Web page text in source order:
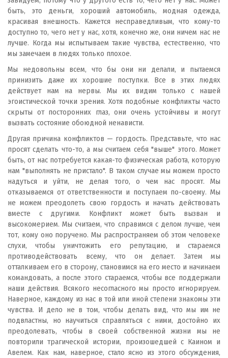
быть, это деньги, хороший автомобиль, модная одежда,
красивая внешность. Кажется несправедливым, что кому-то
доступно то, чего нет у нас, хотя, конечно же, они ничем нас не
лучше. Когда мы испытываем такие чувства, естественно, что
мы замечаем в людях только плохое.
Мы недовольны всем, что бы они ни делали, и пытаемся
принизить даже их хорошие поступки. Все в этих людях
действует нам на нервы. Мы их видим только с нашей
эгоистической точки зрения. Хотя подобные конфликты часто
скрыты от посторонних глаз, они очень устойчивы и могут
вызвать состояние обоюдной ненависти.
Другая причина конфликтов — гордость. Представьте, что нас
просят сделать что-то, а мы считаем себя "выше" этого. Может
быть, от нас потребуется какая-то физическая работа, которую
нам "выполнять не пристало". В таком случае мы можем просто
надуться и уйти, не делая того, о чем нас просят. Мы
отказываемся от ответственности и поступаем по-своему. Мы
не можем преодолеть свою гордость и начать действовать
вместе с другими. Конфликт может быть вызван и
высокомерием. Мы считаем, что справимся с делом лучше, чем
тот, кому оно поручено. Мы распространяем об этом человеке
слухи, чтобы уничтожить его репутацию, и стараемся
противодействовать всему, что он делает. Затем мы
отталкиваем его в сторону, становимся на его место и начинаем
командовать, а после этого стараемся, чтобы все поддержали
наши действия. Всякого несогласного мы просто игнорируем.
Наверное, каждому из нас в той или иной степени знакомы эти
чувства. И дело не в том, чтобы делать вид, что мы им не
подвластны, но научиться справляться с ними, достойно их
преодолевать, чтобы в своей собственной жизни мы не
повторили трагической истории, произошедшей с Каином и
Авелем. Как нам, наверное, стало ясно из этого обсуждения,